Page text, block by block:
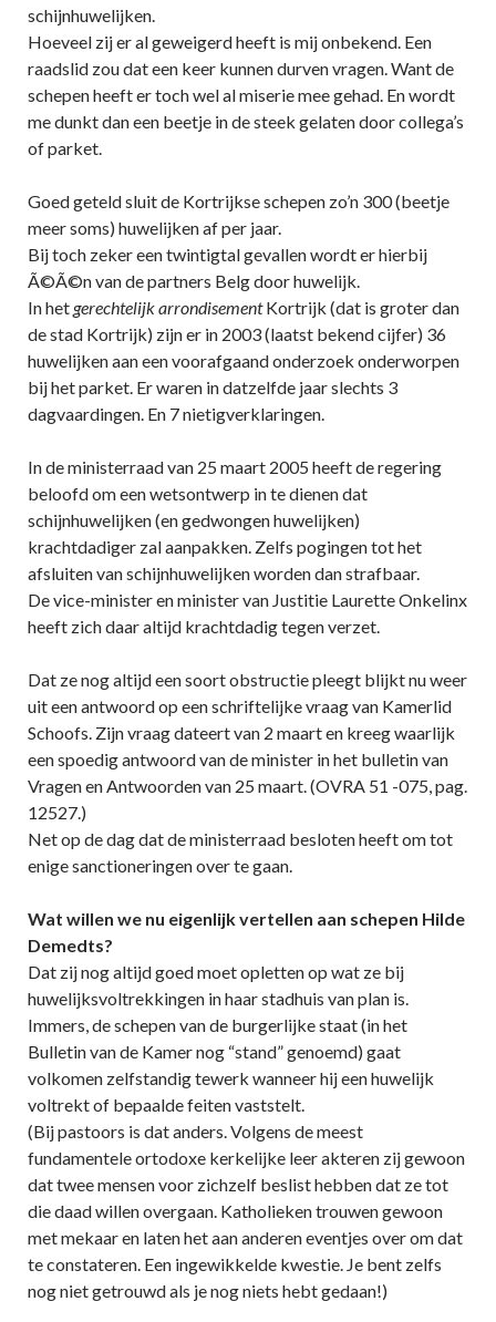
schijnhuwelijken.
Hoeveel zij er al geweigerd heeft is mij onbekend. Een
raadslid zou dat een keer kunnen durven vragen. Want de
schepen heeft er toch wel al miserie mee gehad. En wordt
me dunkt dan een beetje in de steek gelaten door collega’s
of parket.
Goed geteld sluit de Kortrijkse schepen zo’n 300 (beetje
meer soms) huwelijken af per jaar.
Bij toch zeker een twintigtal gevallen wordt er hierbij
Ã©Ã©n van de partners Belg door huwelijk.
In hetgerechtelijk arrondisementKortrijk (dat is groter dan
de stad Kortrijk) zijn er in 2003 (laatst bekend cijfer) 36
huwelijken aan een voorafgaand onderzoek onderworpen
bij het parket. Er waren in datzelfde jaar slechts 3
dagvaardingen. En 7 nietigverklaringen.
In de ministerraad van 25 maart 2005 heeft de regering
beloofd om een wetsontwerp in te dienen dat
schijnhuwelijken (en gedwongen huwelijken)
krachtdadiger zal aanpakken. Zelfs pogingen tot het
afsluiten van schijnhuwelijken worden dan strafbaar.
De vice-minister en minister van Justitie Laurette Onkelinx
heeft zich daar altijd krachtdadig tegen verzet.
Dat ze nog altijd een soort obstructie pleegt blijkt nu weer
uit een antwoord op een schriftelijke vraag van Kamerlid
Schoofs. Zijn vraag dateert van 2 maart en kreeg waarlijk
een spoedig antwoord van de minister in het bulletin van
Vragen en Antwoorden van 25 maart. (OVRA 51 -075, pag.
12527.)
Net op de dag dat de ministerraad besloten heeft om tot
enige sanctioneringen over te gaan.
Wat willen we nu eigenlijk vertellen aan schepen Hilde
Demedts?
Dat zij nog altijd goed moet opletten op wat ze bij
huwelijksvoltrekkingen in haar stadhuis van plan is.
Immers, de schepen van de burgerlijke staat (in het
Bulletin van de Kamer nog “stand” genoemd) gaat
volkomen zelfstandig tewerk wanneer hij een huwelijk
voltrekt of bepaalde feiten vaststelt.
(Bij pastoors is dat anders. Volgens de meest
fundamentele ortodoxe kerkelijke leer akteren zij gewoon
dat twee mensen voor zichzelf beslist hebben dat ze tot
die daad willen overgaan. Katholieken trouwen gewoon
met mekaar en laten het aan anderen eventjes over om dat
te constateren. Een ingewikkelde kwestie. Je bent zelfs
nog niet getrouwd als je nog niets hebt gedaan!)